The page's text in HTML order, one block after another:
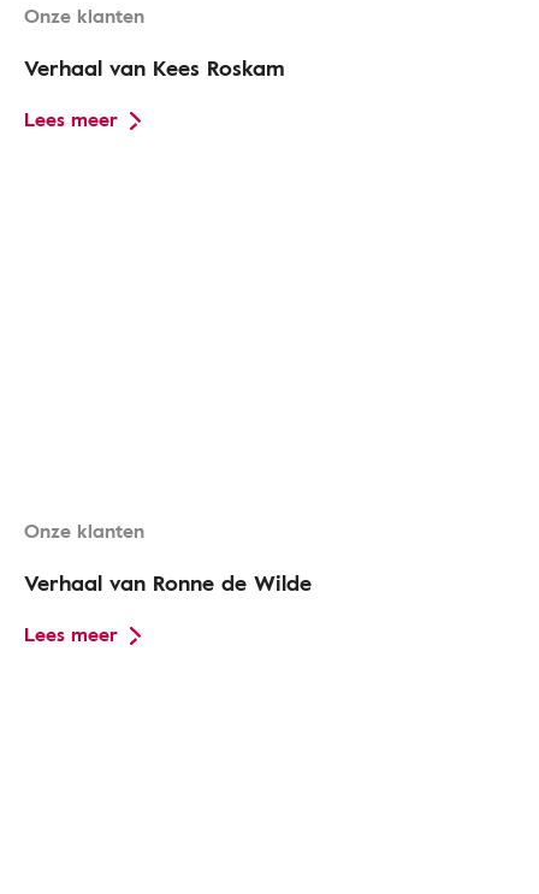
Onze klanten
Verhaal van Kees Roskam
Lees meer
Onze klanten
Verhaal van Ronne de Wilde
Lees meer